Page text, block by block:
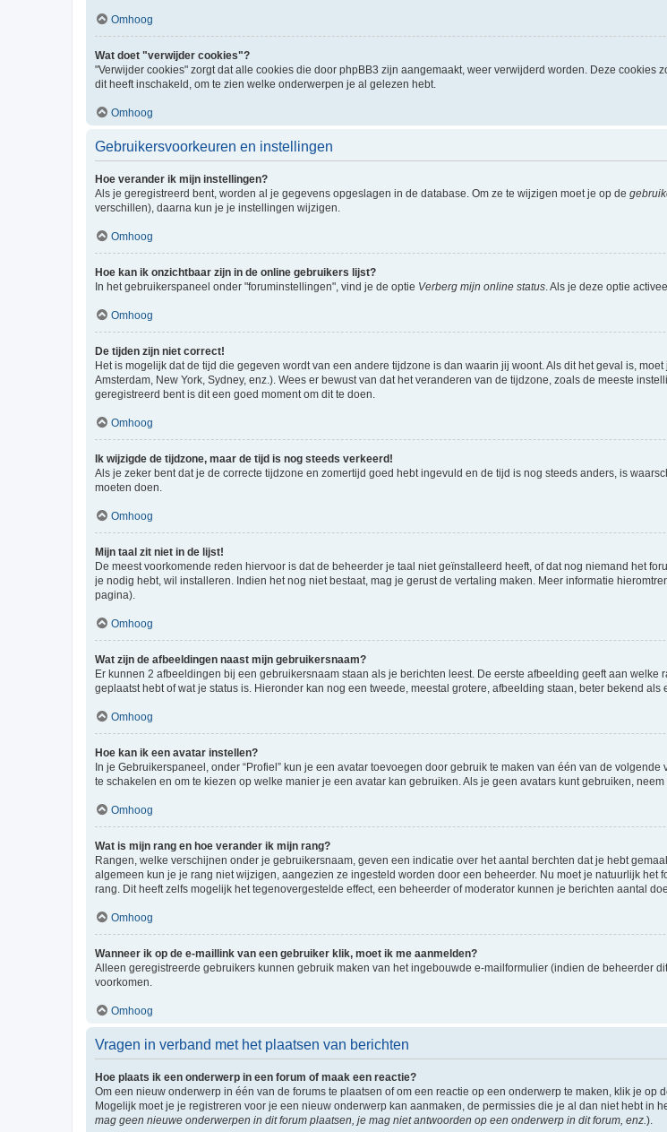
Omhoog
Wat doet "verwijder cookies"?
"Verwijder cookies" zorgt dat alle cookies die door phpBB3 zijn aangemaakt, weer verwijderd worden. Deze
dit heeft inschakeld, om te zien welke onderwerpen je al gelezen hebt.
Omhoog
Gebruikersvoorkeuren en instellingen
Hoe verander ik mijn instellingen?
Als je geregistreerd bent, worden al je gegevens opgeslagen in de database. Om ze te wijzigen moet je op de
verschillen), daarna kun je je instellingen wijzigen.
Omhoog
Hoe kan ik onzichtbaar zijn in de online gebruikers lijst?
In het gebruikerspaneel onder "foruminstellingen", vind je de optie Verberg mijn online status. Als je deze optie
Omhoog
De tijden zijn niet correct!
Het is mogelijk dat de tijd die gegeven wordt van een andere tijdzone is dan waarin jij woont. Als dit het geval is,
Amsterdam, New York, Sydney, enz.). Wees er bewust van dat het veranderen van de tijdzone, zoals de meeste
geregistreerd bent is dit een goed moment om dit te doen.
Omhoog
Ik wijzigde de tijdzone, maar de tijd is nog steeds verkeerd!
Als je zeker bent dat je de correcte tijdzone en zomertijd goed hebt ingevuld en de tijd is nog steeds anders, is
moeten doen.
Omhoog
Mijn taal zit niet in de lijst!
De meest voorkomende reden hiervoor is dat de beheerder je taal niet geïnstalleerd heeft, of dat nog niemand het
je nodig hebt, wil installeren. Indien het nog niet bestaat, mag je gerust de vertaling maken. Meer informatie
pagina).
Omhoog
Wat zijn de afbeeldingen naast mijn gebruikersnaam?
Er kunnen 2 afbeeldingen bij een gebruikersnaam staan als je berichten leest. De eerste afbeelding geeft aan
geplaatst hebt of wat je status is. Hieronder kan nog een tweede, meestal grotere, afbeelding staan, beter bekend
Omhoog
Hoe kan ik een avatar instellen?
In je Gebruikerspaneel, onder “Profiel” kun je een avatar toevoegen door gebruik te maken van één van de
te schakelen en om te kiezen op welke manier je een avatar kan gebruiken. Als je geen avatars kunt gebruiken,
Omhoog
Wat is mijn rang en hoe verander ik mijn rang?
Rangen, welke verschijnen onder je gebruikersnaam, geven een indicatie over het aantal berchten dat je hebt
algemeen kun je je rang niet wijzigen, aangezien ze ingesteld worden door een beheerder. Nu moet je natuurlijk
rang. Dit heeft zelfs mogelijk het tegenovergestelde effect, een beheerder of moderator kunnen je berichten aantal
Omhoog
Wanneer ik op de e-maillink van een gebruiker klik, moet ik me aanmelden?
Alleen geregistreerde gebruikers kunnen gebruik maken van het ingebouwde e-mailformulier (indien de beheerder
voorkomen.
Omhoog
Vragen in verband met het plaatsen van berichten
Hoe plaats ik een onderwerp in een forum of maak een reactie?
Om een nieuw onderwerp in één van de forums te plaatsen of om een reactie op een onderwerp te maken, klik je
Mogelijk moet je je registreren voor je een nieuw onderwerp kan aanmaken, de permissies die je al dan niet hebt
mag geen nieuwe onderwerpen in dit forum plaatsen, je mag niet antwoorden op een onderwerp in dit forum, enz.).